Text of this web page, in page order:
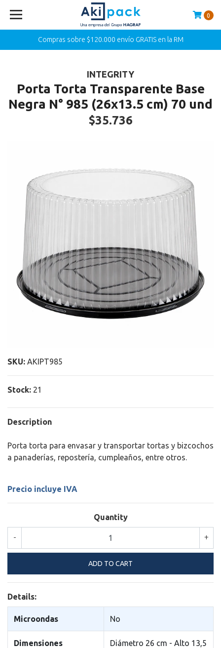
Compras sobre $120.000 envío GRATIS en la RM
0
INTEGRITY
Porta Torta Transparente Base
Negra N° 985 (26x13.5 cm) 70 und
$35.736
SKU: AKIPT985
Stock: 21
Description
Porta torta para envasar y transportar tortas y bizcochos
a panaderías, repostería, cumpleaños, entre otros.
Precio incluye IVA
Quantity
+
-
Details:
Microondas No
Dimensiones
Diámetro 26 cm - Alto 13,5